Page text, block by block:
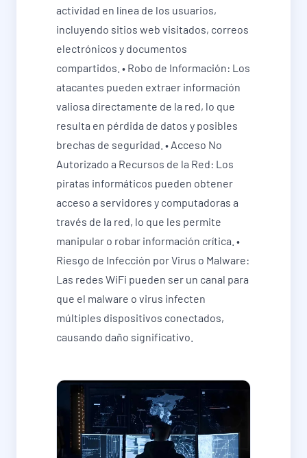
actividad en línea de los usuarios,
incluyendo sitios web visitados, correos
electrónicos y documentos
compartidos. • Robo de Información: Los
atacantes pueden extraer información
valiosa directamente de la red, lo que
resulta en pérdida de datos y posibles
brechas de seguridad. • Acceso No
Autorizado a Recursos de la Red: Los
piratas informáticos pueden obtener
acceso a servidores y computadoras a
través de la red, lo que les permite
manipular o robar información crítica. •
Riesgo de Infección por Virus o Malware:
Las redes WiFi pueden ser un canal para
que el malware o virus infecten
múltiples dispositivos conectados,
causando daño significativo.